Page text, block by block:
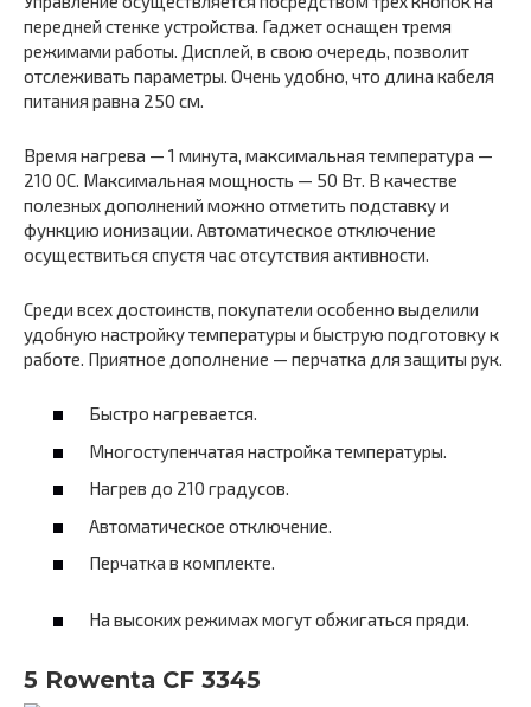
передней стенке устройства. Гаджет оснащен тремя
режимами работы. Дисплей, в свою очередь, позволит
отслеживать параметры. Очень удобно, что длина кабеля
питания равна 250 см.
Время нагрева — 1 минута, максимальная температура —
210 0С. Максимальная мощность — 50 Вт. В качестве
полезных дополнений можно отметить подставку и
функцию ионизации. Автоматическое отключение
осуществиться спустя час отсутствия активности.
Среди всех достоинств, покупатели особенно выделили
удобную настройку температуры и быструю подготовку к
работе. Приятное дополнение — перчатка для защиты рук.
Быстро нагревается.
Многоступенчатая настройка температуры.
Нагрев до 210 градусов.
Автоматическое отключение.
Перчатка в комплекте.
На высоких режимах могут обжигаться пряди.
5 Rowenta CF 3345